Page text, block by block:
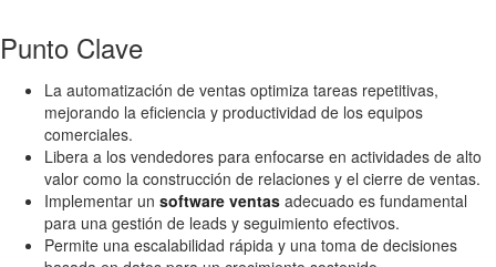
Punto Clave
La automatización de ventas optimiza tareas repetitivas,
mejorando la eficiencia y productividad de los equipos
comerciales.
Libera a los vendedores para enfocarse en actividades de alto
valor como la construcción de relaciones y el cierre de ventas.
Implementar un software ventas adecuado es fundamental
para una gestión de leads y seguimiento efectivos.
Permite una escalabilidad rápida y una toma de decisiones